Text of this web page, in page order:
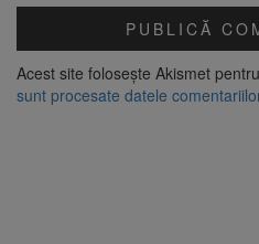
Acest site folosește Akismet
sunt procesate datele